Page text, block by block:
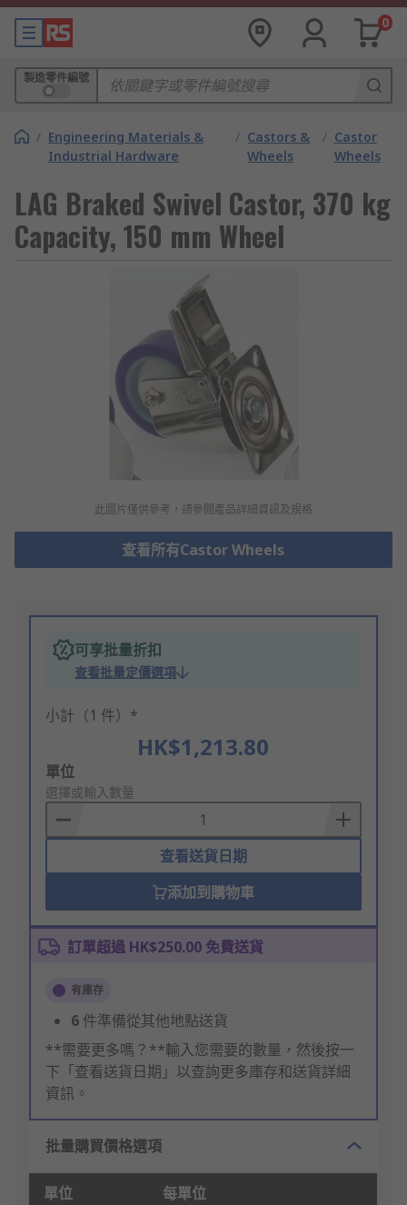
0
製造零件編號
/ Engineering Materials &
Industrial Hardware
/ Castors &
Wheels
/ Castor
Wheels
LAG Braked Swivel Castor, 370 kg
Capacity, 150 mm Wheel
此圖片僅供參考，請參閲產品詳細資訊及規格
查看所有Castor Wheels
可享批量折扣
查看批量定價選項
小計（1 件）*
HK$1,213.80
Add
to
Basket
單位
選擇或輸入數量
查看送貨日期
添加到購物車
訂單超過 HK$250.00 免費送貨
有庫存
6 件準備從其他地點送貨
**需要更多嗎？**輸入您需要的數量，然後按一
下「查看送貨日期」以查詢更多庫存和送貨詳細
資訊。
批量購買價格選項
單位 每單位